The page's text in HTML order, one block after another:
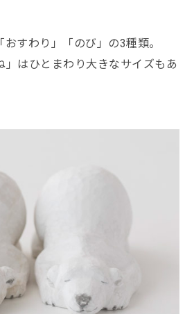
すわり」「のび」の3種類。
」はひとまわり大きなサイズもあ